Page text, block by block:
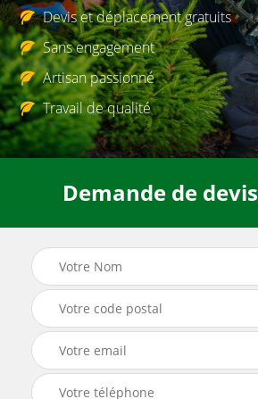
Devis et déplacement gratuits
Sans engagement
Artisan passionné
Travail de qualité
Demande de